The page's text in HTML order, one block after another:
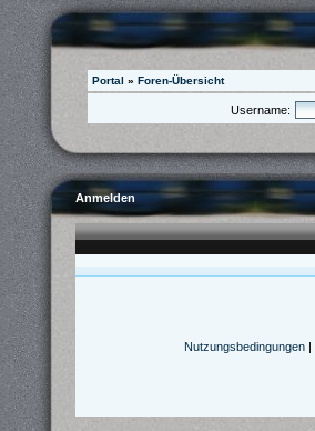
Portal » Foren-Übersicht
Username:
Anmelden
Nutzungsbedingungen|